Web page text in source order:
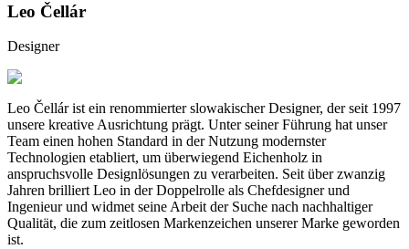
Leo Čellár
Designer
Leo Čellár ist ein renommierter slowakischer Designer, der seit 1997
unsere kreative Ausrichtung prägt. Unter seiner Führung hat unser
Team einen hohen Standard in der Nutzung modernster
Technologien etabliert, um überwiegend Eichenholz in
anspruchsvolle Designlösungen zu verarbeiten. Seit über zwanzig
Jahren brilliert Leo in der Doppelrolle als Chefdesigner und
Ingenieur und widmet seine Arbeit der Suche nach nachhaltiger
Qualität, die zum zeitlosen Markenzeichen unserer Marke geworden
ist.